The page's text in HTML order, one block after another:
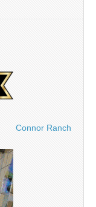
Connor Ranch